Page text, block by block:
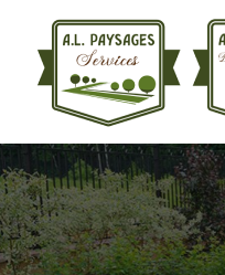
contenu
principal